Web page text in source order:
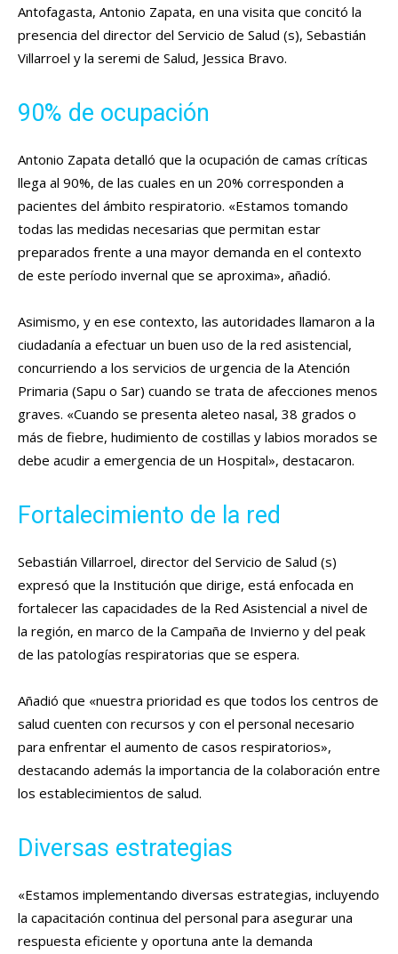
Antofagasta, Antonio Zapata, en una visita que concitó la
presencia del director del Servicio de Salud (s), Sebastián
Villarroel y la seremi de Salud, Jessica Bravo.
90% de ocupación
Antonio Zapata detalló que la ocupación de camas críticas
llega al 90%, de las cuales en un 20% corresponden a
pacientes del ámbito respiratorio. «Estamos tomando
todas las medidas necesarias que permitan estar
preparados frente a una mayor demanda en el contexto
de este período invernal que se aproxima», añadió.
Asimismo, y en ese contexto, las autoridades llamaron a la
ciudadanía a efectuar un buen uso de la red asistencial,
concurriendo a los servicios de urgencia de la Atención
Primaria (Sapu o Sar) cuando se trata de afecciones menos
graves. «Cuando se presenta aleteo nasal, 38 grados o
más de fiebre, hudimiento de costillas y labios morados se
debe acudir a emergencia de un Hospital», destacaron.
Fortalecimiento de la red
Sebastián Villarroel, director del Servicio de Salud (s)
expresó que la Institución que dirige, está enfocada en
fortalecer las capacidades de la Red Asistencial a nivel de
la región, en marco de la Campaña de Invierno y del peak
de las patologías respiratorias que se espera.
Añadió que «nuestra prioridad es que todos los centros de
salud cuenten con recursos y con el personal necesario
para enfrentar el aumento de casos respiratorios»,
destacando además la importancia de la colaboración entre
los establecimientos de salud.
Diversas estrategias
«Estamos implementando diversas estrategias, incluyendo
la capacitación continua del personal para asegurar una
respuesta eficiente y oportuna ante la demanda